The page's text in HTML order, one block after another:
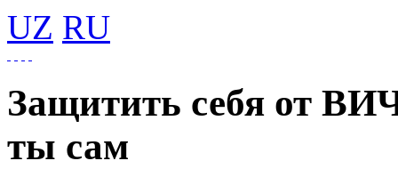
UZ RU
Защитить себя от
ты сам